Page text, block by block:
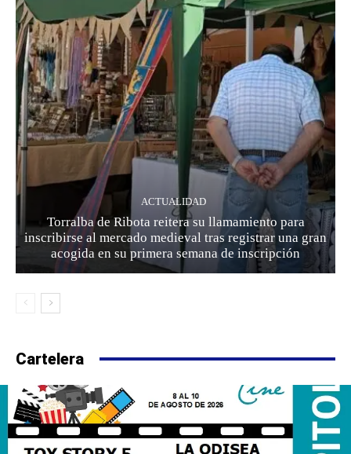
ACTUALIDAD
Torralba de Ribota reitera su llamamiento para
inscribirse al mercado medieval tras registrar una gran
acogida en su primera semana de inscripción
Cartelera